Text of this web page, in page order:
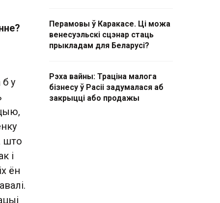
у
што
і
ён
Перамовы ў Каракасе. Ці можа
венесуэльскі сцэнар стаць
прыкладам для Беларусі?
Рэха вайны: Траціна малога
бізнесу ў Расіі задумалася аб
закрыцці або продажы